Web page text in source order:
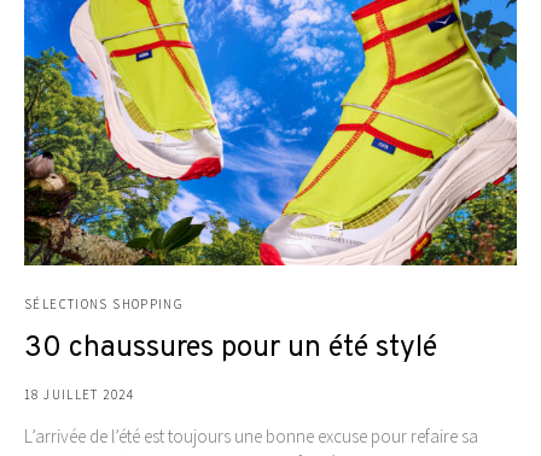
SÉLECTIONS SHOPPING
30 chaussures pour un été stylé
18 JUILLET 2024
L’arrivée de l’été est toujours une bonne excuse pour refaire sa